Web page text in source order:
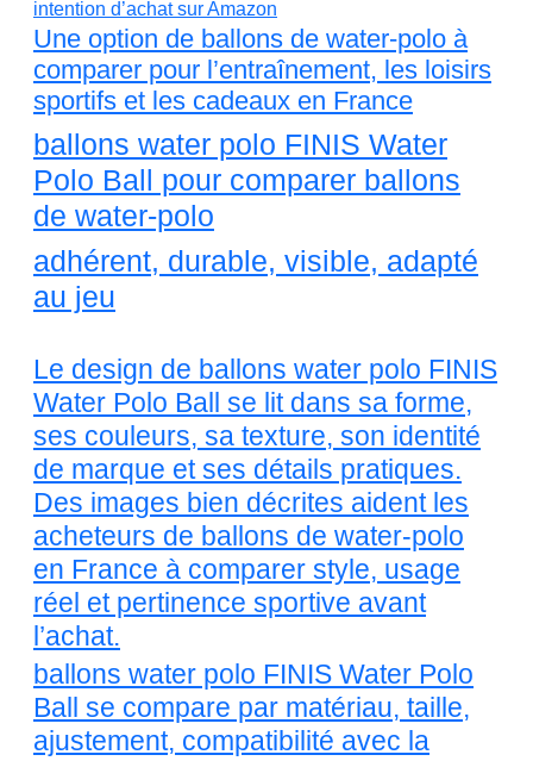
Une option de ballons de water-polo à
comparer pour l’entraînement, les loisirs
sportifs et les cadeaux en France
ballons water polo FINIS Water
Polo Ball pour comparer ballons
de water-polo
adhérent, durable, visible, adapté
au jeu
Le design de ballons water polo FINIS
Water Polo Ball se lit dans sa forme,
ses couleurs, sa texture, son identité
de marque et ses détails pratiques.
Des images bien décrites aident les
acheteurs de ballons de water-polo
en France à comparer style, usage
réel et pertinence sportive avant
l’achat.
ballons water polo FINIS Water Polo
Ball se compare par matériau, taille,
ajustement, compatibilité avec la